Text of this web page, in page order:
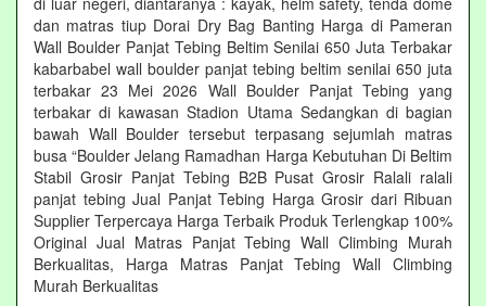
dan matras tiup Dorai Dry Bag Banting Harga di Pameran
Wall Boulder Panjat Tebing Beltim Senilai 650 Juta Terbakar
kabarbabel wall boulder panjat tebing beltim senilai 650 juta
terbakar 23 Mei 2026 Wall Boulder Panjat Tebing yang
terbakar di kawasan Stadion Utama Sedangkan di bagian
bawah Wall Boulder tersebut terpasang sejumlah matras
busa “Boulder Jelang Ramadhan Harga Kebutuhan Di Beltim
Stabil Grosir Panjat Tebing B2B Pusat Grosir Ralali‎ ralali
panjat tebing‎ Jual Panjat Tebing Harga Grosir dari Ribuan
Supplier Terpercaya Harga Terbaik Produk Terlengkap 100%
Original Jual Matras Panjat Tebing Wall Climbing Murah
Berkualitas, Harga Matras Panjat Tebing Wall Climbing
Murah Berkualitas